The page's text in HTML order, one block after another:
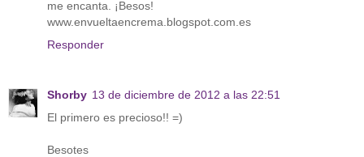
me encanta. ¡Besos!
www.envueltaencrema.blogspot.com.es
Responder
Shorby 13 de diciembre de 2012 a las 22:51
El primero es precioso!! =)
Besotes